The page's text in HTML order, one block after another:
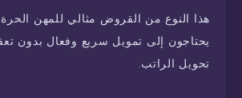
هذا النوع من القروض مثالي للمهن الحرة
يحتاجون إلى تمويل سريع وفعال بدون
تحويل الراتب.